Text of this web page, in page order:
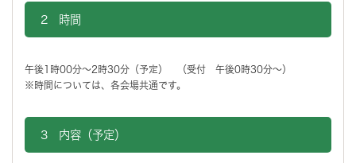
2 時間
午後1時00分～2時30分（予定） （受付 午後0時30分～）
※時間については、各会場共通です。
3 内容（予定）